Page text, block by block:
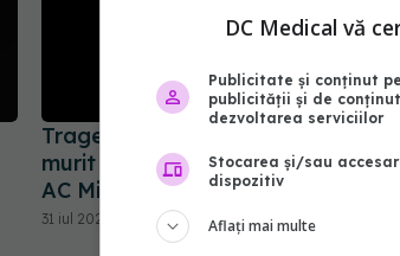
Tragedie în lumea fotbalului. A
murit Franco Baresi, legenda lui
AC Milan
31 iul 2026, 09:52
DC Medical vă
Publicitate și conținut
publicității și de
dezvoltarea serviciilor
Stocarea și/sau
dispozitiv
Aflați mai multe